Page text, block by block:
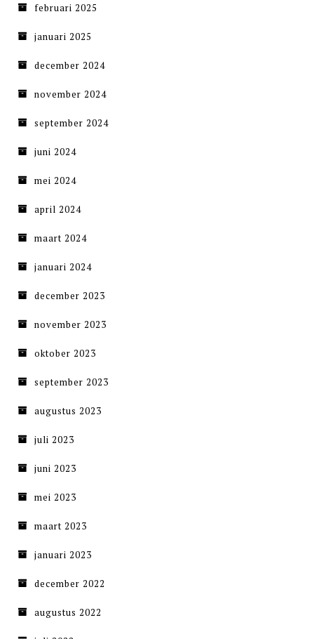
februari 2025
januari 2025
december 2024
november 2024
september 2024
juni 2024
mei 2024
april 2024
maart 2024
januari 2024
december 2023
november 2023
oktober 2023
september 2023
augustus 2023
juli 2023
juni 2023
mei 2023
maart 2023
januari 2023
december 2022
augustus 2022